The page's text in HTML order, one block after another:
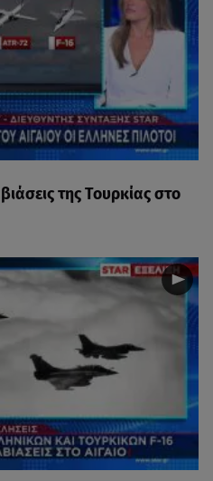
της Τουρκίας στο